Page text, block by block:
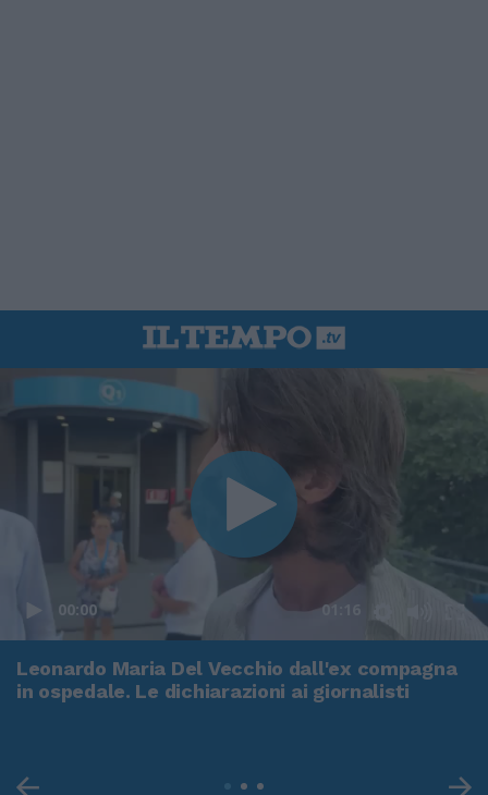
00:00 01:16
Leonardo Maria Del Vecchio dall'ex compagna
in ospedale. Le dichiarazioni ai giornalisti